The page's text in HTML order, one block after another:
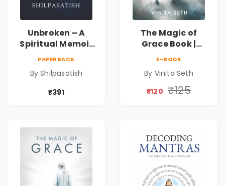
Unbroken – A
Spiritual Memoir
Self-Discovery
Book | Pre-Order
PAPERBACK
By Shilpasatish
₹391
The Magic of
Grace Book |
Peace & Healing
by Vinita Seth
E-BOOK
By Vinita Seth
₹120 ₹125